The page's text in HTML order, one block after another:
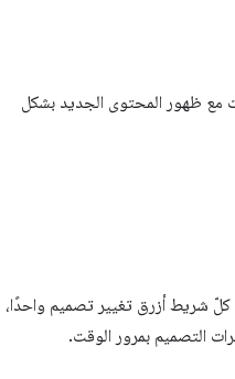
مع ظهور المحتوى الجديد بشكل
شريط أزرق تغيير تصميم واحدًا،
التصميم بمرور الوقت.